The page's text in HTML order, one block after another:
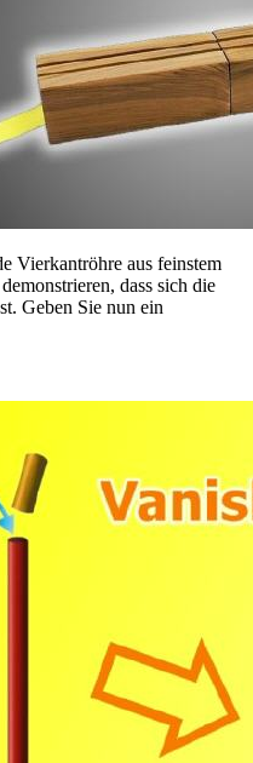
Vierkantröhre aus feinstem
dass sich die
Geben Sie nun ein